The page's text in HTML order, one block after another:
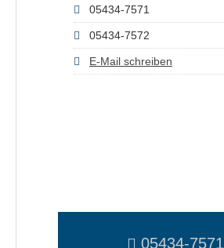
05434-7571
05434-7572
E-Mail schreiben
05434-7571